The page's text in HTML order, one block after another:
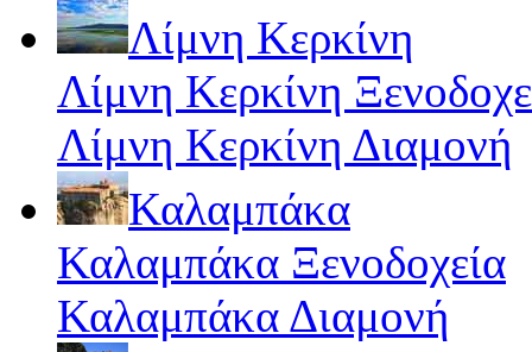
Λίμνη Κερκίνη
Λίμνη Κερκίνη
Λίμνη Κερκίνη Διαμονή
Καλαμπάκα
Καλαμπάκα Ξενοδοχεία
Καλαμπάκα Διαμονή